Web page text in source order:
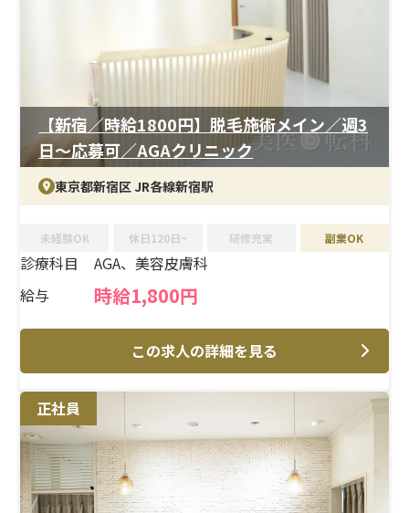
月16日勤務で月給25.6万円以上と、プライベートと両立
しやすい勤務体系が魅力。昇給・賞与に加え、社員割引
や各種祝い金など福利厚生も充実しています。
【新宿／時給1800円】脱毛施術メイン／週3
日～応募可／AGAクリニック
東京都新宿区 JR各線新宿駅
未経験OK 休日120日~ 研修充実 副業OK
診療科目
AGA、美容皮膚科
給与
時給1,800円
この求人の詳細を見る
正社員